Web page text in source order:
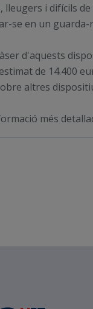
lleugers i difícils
se en un guarda-
d'aquests
de 14.400
altres
més